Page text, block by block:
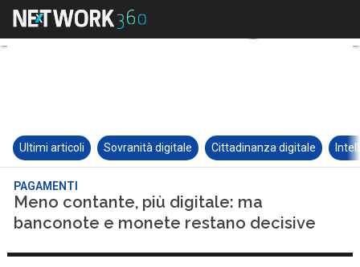
Ultimi articoli Sovranità digitale Cittadinanza digitale
PAGAMENTI
Meno contante, più digitale: ma
banconote e monete restano decisive